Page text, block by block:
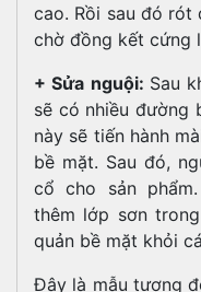
cao. Rồi sau đó
chờ đồng kết cứng
+ Sửa nguội: Sau
sẽ có nhiều đường
này sẽ tiến hành
bề mặt. Sau đó,
cổ cho sản
thêm lớp sơn
quản bề mặt khỏi
Đây là mẫu tượng